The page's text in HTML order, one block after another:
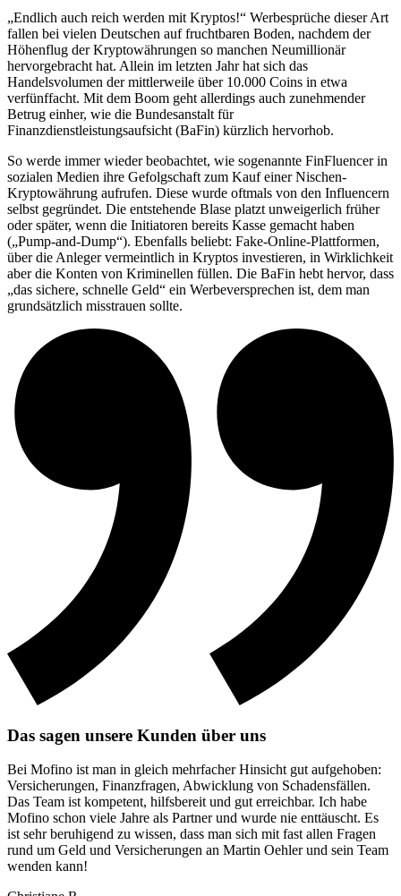
„Endlich auch reich werden mit Kryptos!“ Werbesprüche dieser Art
fallen bei vielen Deutschen auf fruchtbaren Boden, nachdem der
Höhenflug der Kryptowährungen so manchen Neumillionär
hervorgebracht hat. Allein im letzten Jahr hat sich das
Handelsvolumen der mittlerweile über 10.000 Coins in etwa
verfünffacht. Mit dem Boom geht allerdings auch zunehmender
Betrug einher, wie die Bundesanstalt für
Finanzdienstleistungsaufsicht (BaFin) kürzlich hervorhob.
So werde immer wieder beobachtet, wie sogenannte FinFluencer in
sozialen Medien ihre Gefolgschaft zum Kauf einer Nischen-
Kryptowährung aufrufen. Diese wurde oftmals von den Influencern
selbst gegründet. Die entstehende Blase platzt unweigerlich früher
oder später, wenn die Initiatoren bereits Kasse gemacht haben
(„Pump-and-Dump“). Ebenfalls beliebt: Fake-Online-Plattformen,
über die Anleger vermeintlich in Kryptos investieren, in Wirklichkeit
aber die Konten von Kriminellen füllen. Die BaFin hebt hervor, dass
„das sichere, schnelle Geld“ ein Werbeversprechen ist, dem man
grundsätzlich misstrauen sollte.
Das sagen unsere Kunden über uns
Bei Mofino ist man in gleich mehrfacher Hinsicht gut aufgehoben:
Versicherungen, Finanzfragen, Abwicklung von Schadensfällen.
Das Team ist kompetent, hilfsbereit und gut erreichbar. Ich habe
Mofino schon viele Jahre als Partner und wurde nie enttäuscht. Es
ist sehr beruhigend zu wissen, dass man sich mit fast allen Fragen
rund um Geld und Versicherungen an Martin Oehler und sein Team
wenden kann!